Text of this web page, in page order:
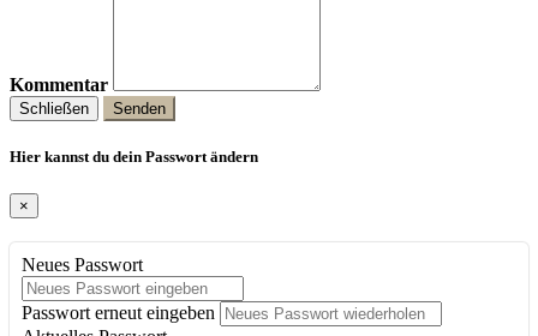
Kommentar
Schließen Senden
Hier kannst du dein Passwort ändern
×
Neues Passwort
Passwort erneut eingeben